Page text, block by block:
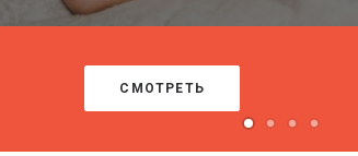
ПРОЙТИ ТЕСТ